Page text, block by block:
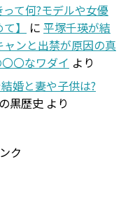
て何?モデルや女優
】
に 平塚千瑛が結
ンと出禁が原因の真
〇なワダイ より
婚と妻や子供は?
黒歴史 より
ク